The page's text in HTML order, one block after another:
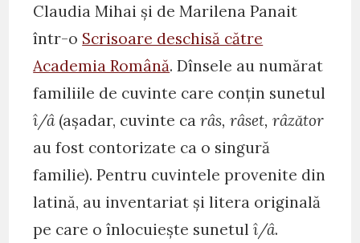
Claudia Mihai și de Marilena Panait
într-o Scrisoare deschisă către
Academia Română. Dînsele au numărat
familiile de cuvinte care conțin sunetul
î/â(așadar, cuvinte carâs, râset, râzător
au fost contorizate ca o singură
familie). Pentru cuvintele provenite din
latină, au inventariat și litera originală
pe care o înlocuiește sunetulî/â.